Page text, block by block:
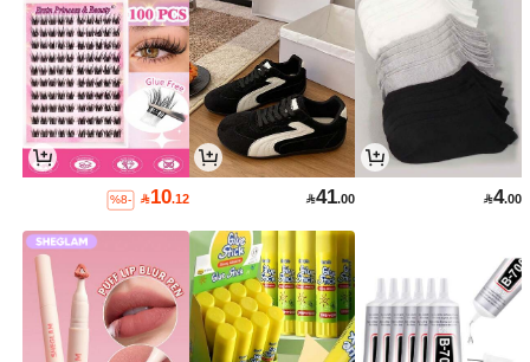
4.00
41.00
10.12
%8-